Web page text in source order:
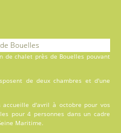
Bouelles
de chalet près de Bouelles pouvant
de deux chambres et d'une
accueille d'avril à octobre pour vos
pour 4 personnes dans un cadre
Maritime.